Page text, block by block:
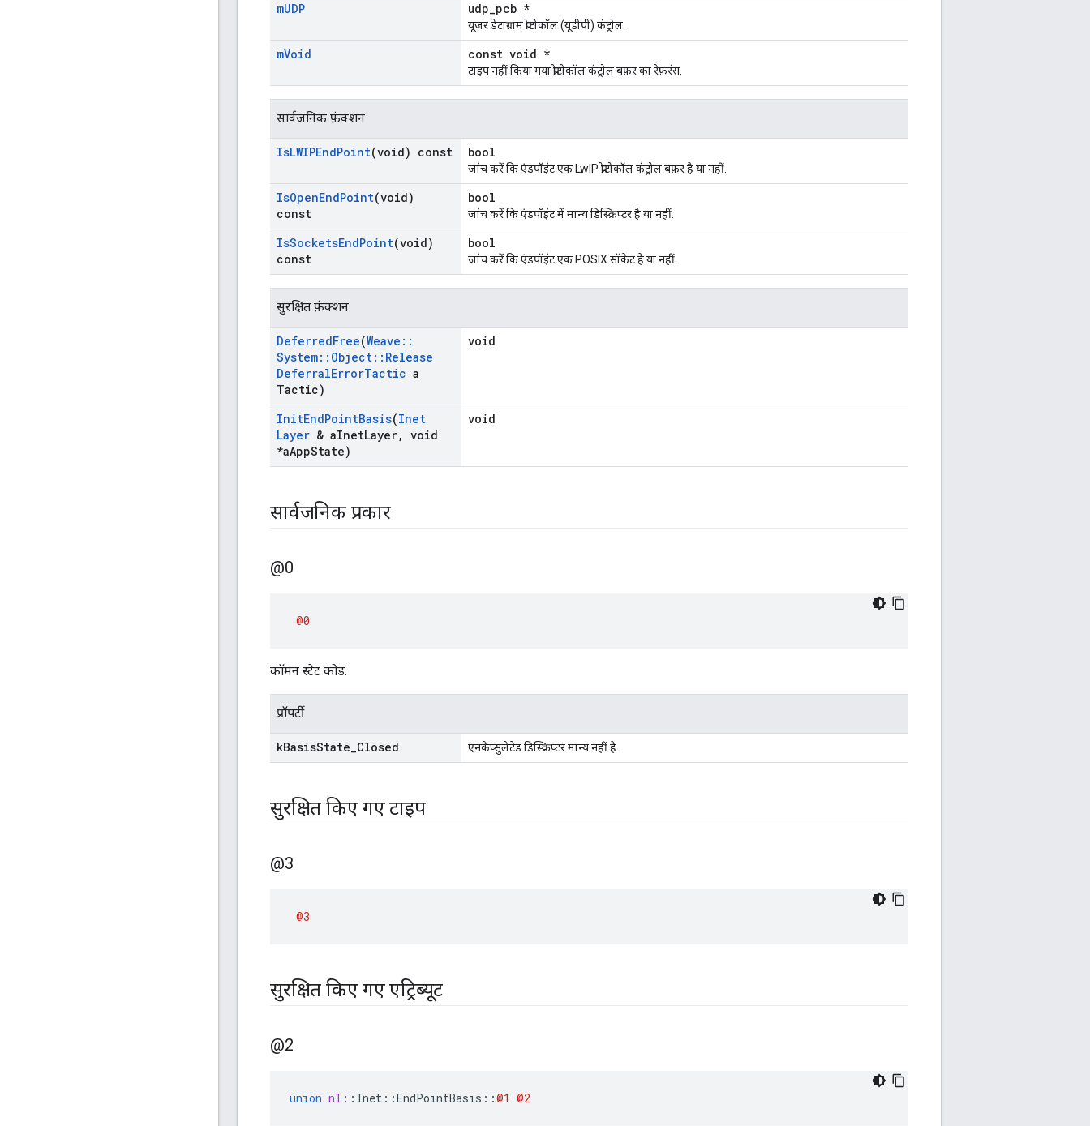
mUDP udp_pcb *
यूज़र डेटाग्राम प्रोटोकॉल (यूडीपी) कंट्रोल.
mVoid const void *
टाइप नहीं किया गया प्रोटोकॉल कंट्रोल बफ़र का रेफ़रंस.
सार्वजनिक फ़ंक्शन
IsLWIPEndPoint(void) const bool
जांच करें कि एंडपॉइंट एक LwIP प्रोटोकॉल कंट्रोल बफ़र है या नहीं.
IsOpenEndPoint(void)
const
bool
जांच करें कि एंडपॉइंट में मान्य डिस्क्रिप्टर है या नहीं.
IsSocketsEndPoint(void)
const
bool
जांच करें कि एंडपॉइंट एक POSIX सॉकेट है या नहीं.
सुरक्षित फ़ंक्शन
DeferredFree(Weave ::
System:: Object:: Release
DeferralErrorTactic a
Tactic)
void
InitEndPointBasis(Inet
Layer & aInetLayer, void
*aAppState)
void
सार्वजनिक प्रकार
@0
@0
कॉमन स्टेट कोड.
प्रॉपर्टी
kBasisState Closed एनकैप्सुलेटेड डिस्क्रिप्टर मान्य नहीं है.
सुरक्षित किए गए टाइप
@3
@3
सुरक्षित किए गए एट्रिब्यूट
@2
union nl :: Inet ::EndPointBasis ::@1 @2